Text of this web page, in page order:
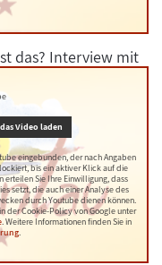
das? Interview mit
Video laden
eingebunden, der nach Angaben
bis ein aktiver Klick auf die
Sie Ihre Einwilligung, dass
setzt, die auch einer Analyse des
durch Youtube dienen können.
der Cookie-Policy von Google unter
. Weitere Informationen finden Sie in
.